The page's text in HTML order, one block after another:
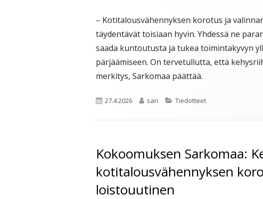
– Kotitalousvähennyksen korotus ja
täydentävät toisiaan hyvin. Yhdessä ne
saada kuntoutusta ja tukea toimintakyvyn
pärjäämiseen. On tervetullutta, että
merkitys, Sarkomaa päättää.
Julkaistu
27.4.2026 Kirjoittaja
sari Kategoriat
Tiedotteet
Kokoomuksen Sarkomaa:
kotitalousvähennyksen
loistouutinen